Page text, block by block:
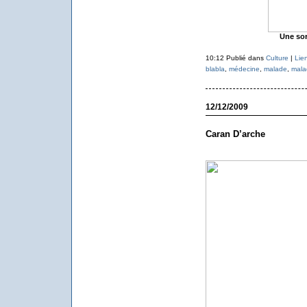
Une
10:12 Publié dans Culture |
blabla
médecine malade
12/12/2009
Caran D’arche